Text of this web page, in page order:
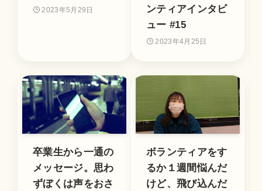
2023年5月29日
ンティアインタビ
ュー #15
2023年4月25日
卒業生から一通の
メッセージ。思わ
ずぼくは声をおさ
ボランティアをす
るか１週間悩んだ
けど、飛び込んだ